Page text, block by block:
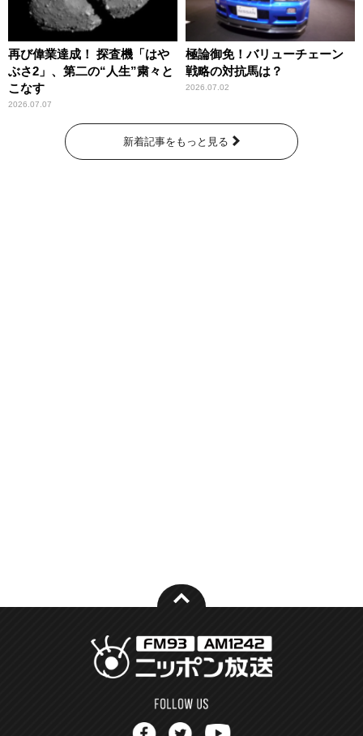
再び偉業達成！ 探査機「はや
ぶさ2」、第二の“人生”粛々と
こなす
2026.07.07
極論御免！バリューチェーン
戦略の対抗馬は？
2026.07.02
新着記事をもっと見る